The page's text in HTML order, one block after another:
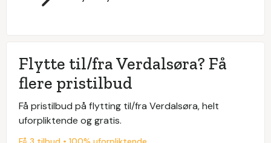
Flytte til/fra Verdalsøra? Få
flere pristilbud
Få pristilbud på flytting til/fra Verdalsøra, helt
uforpliktende og gratis.